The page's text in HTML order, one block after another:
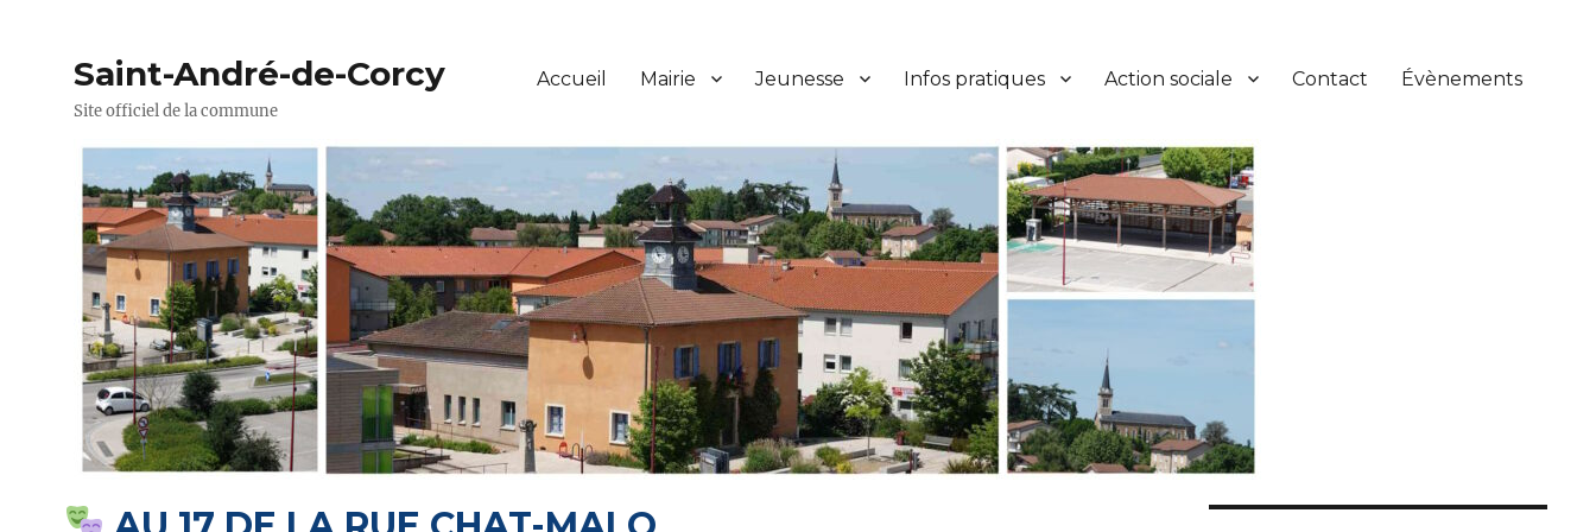
Saint-André-de-Corcy
Site officiel de la commune
Accueil Mairie Jeunesse Infos pratiques Action sociale Contact Évènements